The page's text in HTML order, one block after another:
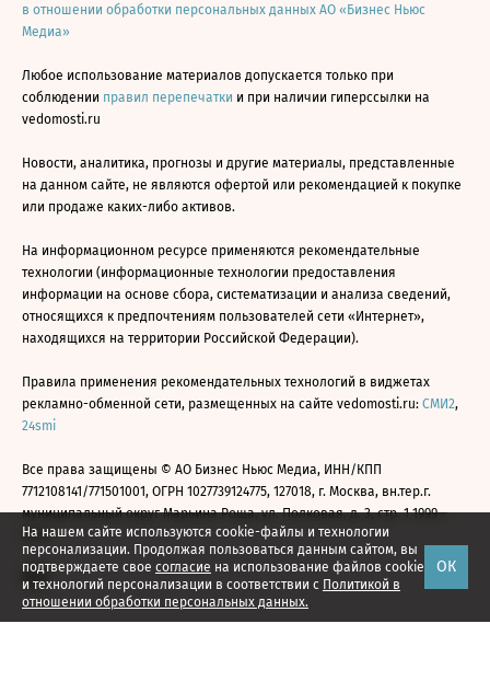
На нашем сайте используются cookie-файлы и технологии
персонализации. Продолжая пользоваться данным сайтом, вы
подтверждаете свое согласие на использование файлов cookie
и технологий персонализации в соответствии с Политикой в
отношении обработки персональных данных.
ОК
в отношении обработки персональных данных АО «Бизнес Ньюс
Медиа»
Любое использование материалов допускается только при
соблюдении правил перепечатки и при наличии гиперссылки на
vedomosti.ru
Новости, аналитика, прогнозы и другие материалы, представленные
на данном сайте, не являются офертой или рекомендацией к покупке
или продаже каких-либо активов.
На информационном ресурсе применяются рекомендательные
технологии (информационные технологии предоставления
информации на основе сбора, систематизации и анализа сведений,
относящихся к предпочтениям пользователей сети «Интернет»,
находящихся на территории Российской Федерации).
Правила применения рекомендательных технологий в виджетах
рекламно-обменной сети, размещенных на сайте vedomosti.ru: СМИ2,
24smi
Все права защищены © АО Бизнес Ньюс Медиа, ИНН/КПП
7712108141/771501001, ОГРН 1027739124775, 127018, г. Москва, вн.тер.г.
муниципальный округ Марьина Роща, ул. Полковая, д. 3, стр. 1 1999—
2026